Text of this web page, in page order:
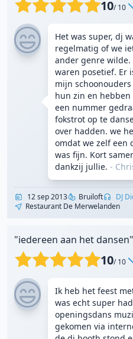
10/ 10
Het was super, dj
regelmatig of we
ander genre wilde.
waren posetief. Er
mijn
hun zin en
een nummer
fokstrot op te
over hadden. we
omdat we zelf een
was fijn. Kort
dankzij jullie. -
12 sep 2013 Bruiloft DJ
Restaurant De Merwelanden
"iedereen aan het dansen"
10/ 10
Ik heb het feest
was echt super
openingsdans
gekomen via